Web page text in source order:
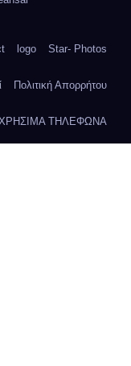
logo Star- Photos
Πολιτική Απορρήτου
ΤΗΛΕΦΩΝΑ